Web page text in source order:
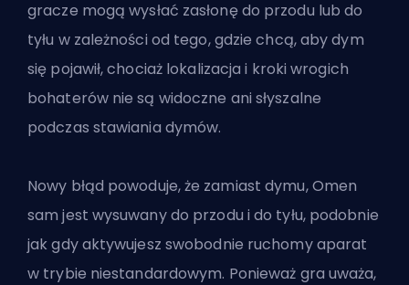
gracze mogą wysłać zasłonę do przodu lub do
tyłu w zależności od tego, gdzie chcą, aby dym
się pojawił, chociaż lokalizacja i kroki wrogich
bohaterów nie są widoczne ani słyszalne
podczas stawiania dymów.
Nowy błąd powoduje, że zamiast dymu, Omen
sam jest wysuwany do przodu i do tyłu, podobnie
jak gdy aktywujesz swobodnie ruchomy aparat
w trybie niestandardowym. Ponieważ gra uważa,